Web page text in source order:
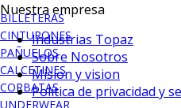
BILLETERAS
CINTURONES
PAÑUELOS
CALCETINES
CORBATAS
UNDERWEAR
Nuestra empresa
Industrias Topaz
Sobre Nosotros
Mision y vision
Política de privacidad y